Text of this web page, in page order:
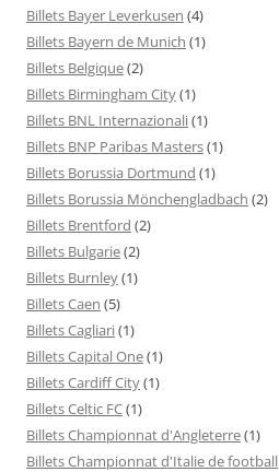
Billets Bayer Leverkusen (4)
Billets Bayern de Munich (1)
Billets Belgique(2)
Billets Birmingham City(1)
Billets BNL Internazionali(1)
Billets BNP Paribas Masters(1)
Billets Borussia Dortmund (1)
Billets Borussia Mönchengladbach (2)
Billets Brentford (2)
Billets Bulgarie(2)
Billets Burnley(1)
Billets Caen (5)
Billets Cagliari(1)
Billets Capital One(1)
Billets Cardiff City(1)
Billets Celtic FC(1)
Billets Championnat d'Angleterre(1)
Billets Championnat d'Italie de football